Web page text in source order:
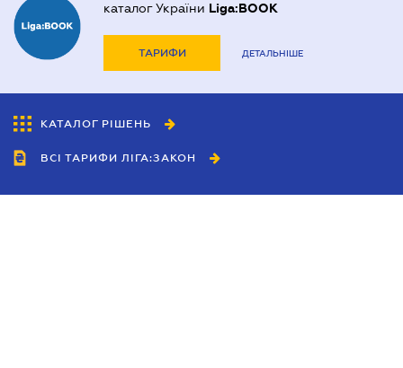
каталог України Liga:BOOK
ТАРИФИ ДЕТАЛЬНІШЕ
КАТАЛОГ РІШЕНЬ
ВСІ ТАРИФИ ЛІГА:ЗАКОН